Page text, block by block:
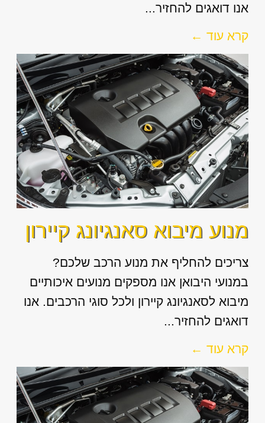
אנו דואגים להחזיר...
קרא עוד ←
מנוע מיבוא סאנגיונג קיירון
צריכים להחליף את מנוע הרכב שלכם?
במנועי היבואן אנו מספקים מנועים איכותיים
מיבוא לסאנגיונג קיירון ולכל סוגי הרכבים. אנו
דואגים להחזיר...
קרא עוד ←